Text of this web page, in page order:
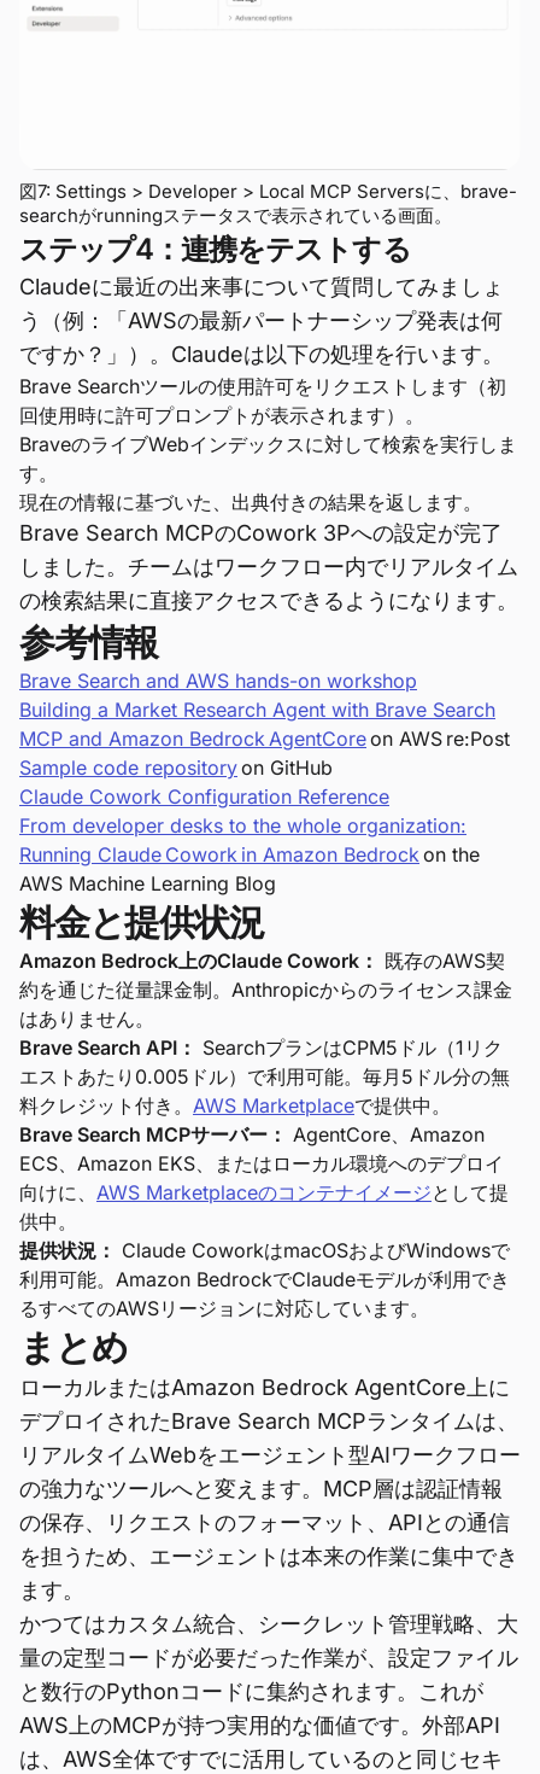
図7: Settings > Developer > Local MCP Serversに、brave-
searchがrunningステータスで表示されている画面。
ステップ4：連携をテストする
Claudeに最近の出来事について質問してみましょ
う（例：「AWSの最新パートナーシップ発表は何
ですか？」）。Claudeは以下の処理を行います。
Brave Searchツールの使用許可をリクエストします（初
回使用時に許可プロンプトが表示されます）。
BraveのライブWebインデックスに対して検索を実行しま
す。
現在の情報に基づいた、出典付きの結果を返します。
Brave Search MCPのCowork 3Pへの設定が完了
しました。チームはワークフロー内でリアルタイム
の検索結果に直接アクセスできるようになります。
参考情報
Brave Search and AWS hands-on workshop
Building a Market Research Agent with Brave Search
MCP and Amazon Bedrock AgentCoreon AWS re:Post
Sample code repositoryon GitHub
Claude Cowork Configuration Reference
From developer desks to the whole organization:
Running Claude Cowork in Amazon Bedrock on the
AWS Machine Learning Blog
料金と提供状況
Amazon Bedrock上のClaude Cowork： 既存のAWS契
約を通じた従量課金制。Anthropicからのライセンス課金
はありません。
Brave Search API： SearchプランはCPM5ドル（1リク
エストあたり0.005ドル）で利用可能。毎月5ドル分の無
料クレジット付き。 AWS Marketplaceで提供中。
Brave Search MCPサーバー： AgentCore、Amazon
ECS、Amazon EKS、またはローカル環境へのデプロイ
向けに、 AWS Marketplaceのコンテナイメージとして提
供中。
提供状況： Claude CoworkはmacOSおよびWindowsで
利用可能。Amazon BedrockでClaudeモデルが利用でき
るすべてのAWSリージョンに対応しています。
まとめ
ローカルまたはAmazon Bedrock AgentCore上に
デプロイされたBrave Search MCPランタイムは、
リアルタイムWebをエージェント型AIワークフロー
の強力なツールへと変えます。MCP層は認証情報
の保存、リクエストのフォーマット、APIとの通信
を担うため、エージェントは本来の作業に集中でき
ます。
かつてはカスタム統合、シークレット管理戦略、大
量の定型コードが必要だった作業が、設定ファイル
と数行のPythonコードに集約されます。これが
AWS上のMCPが持つ実用的な価値です。外部API
は、AWS全体ですでに活用しているのと同じセキ